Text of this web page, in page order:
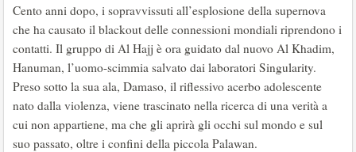
Cento anni dopo, i sopravvissuti all’esplosione della supernova
che ha causato il blackout delle connessioni mondiali riprendono i
contatti. Il gruppo di Al Hajj è ora guidato dal nuovo Al Khadim,
Hanuman, l’uomo-scimmia salvato dai laboratori Singularity.
Preso sotto la sua ala, Damaso, il riflessivo acerbo adolescente
nato dalla violenza, viene trascinato nella ricerca di una verità a
cui non appartiene, ma che gli aprirà gli occhi sul mondo e sul
suo passato, oltre i confini della piccola Palawan.